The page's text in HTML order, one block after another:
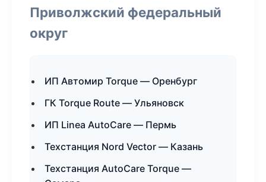
Приволжский федеральный
округ
ИП Автомир Torque — Оренбург
ГК Torque Route — Ульяновск
ИП Linea AutoCare — Пермь
Техстанция Nord Vector — Казань
Техстанция AutoCare Torque —